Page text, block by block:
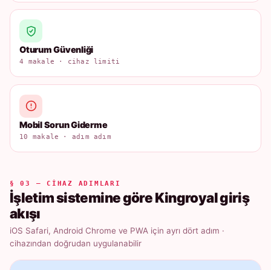
Oturum Güvenliği
4 makale · cihaz limiti
Mobil Sorun Giderme
10 makale · adım adım
§ 03 — CIHAZ ADIMLARI
İşletim sistemine göre Kingroyal giriş
akışı
iOS Safari, Android Chrome ve PWA için ayrı dört adım ·
cihazından doğrudan uygulanabilir